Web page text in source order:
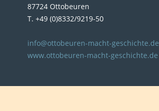
87724 Ottobeuren
T. +49 (0)8332/9219-50
info@ottobeuren-macht-geschichte.de
www.ottobeuren-macht-geschichte.de